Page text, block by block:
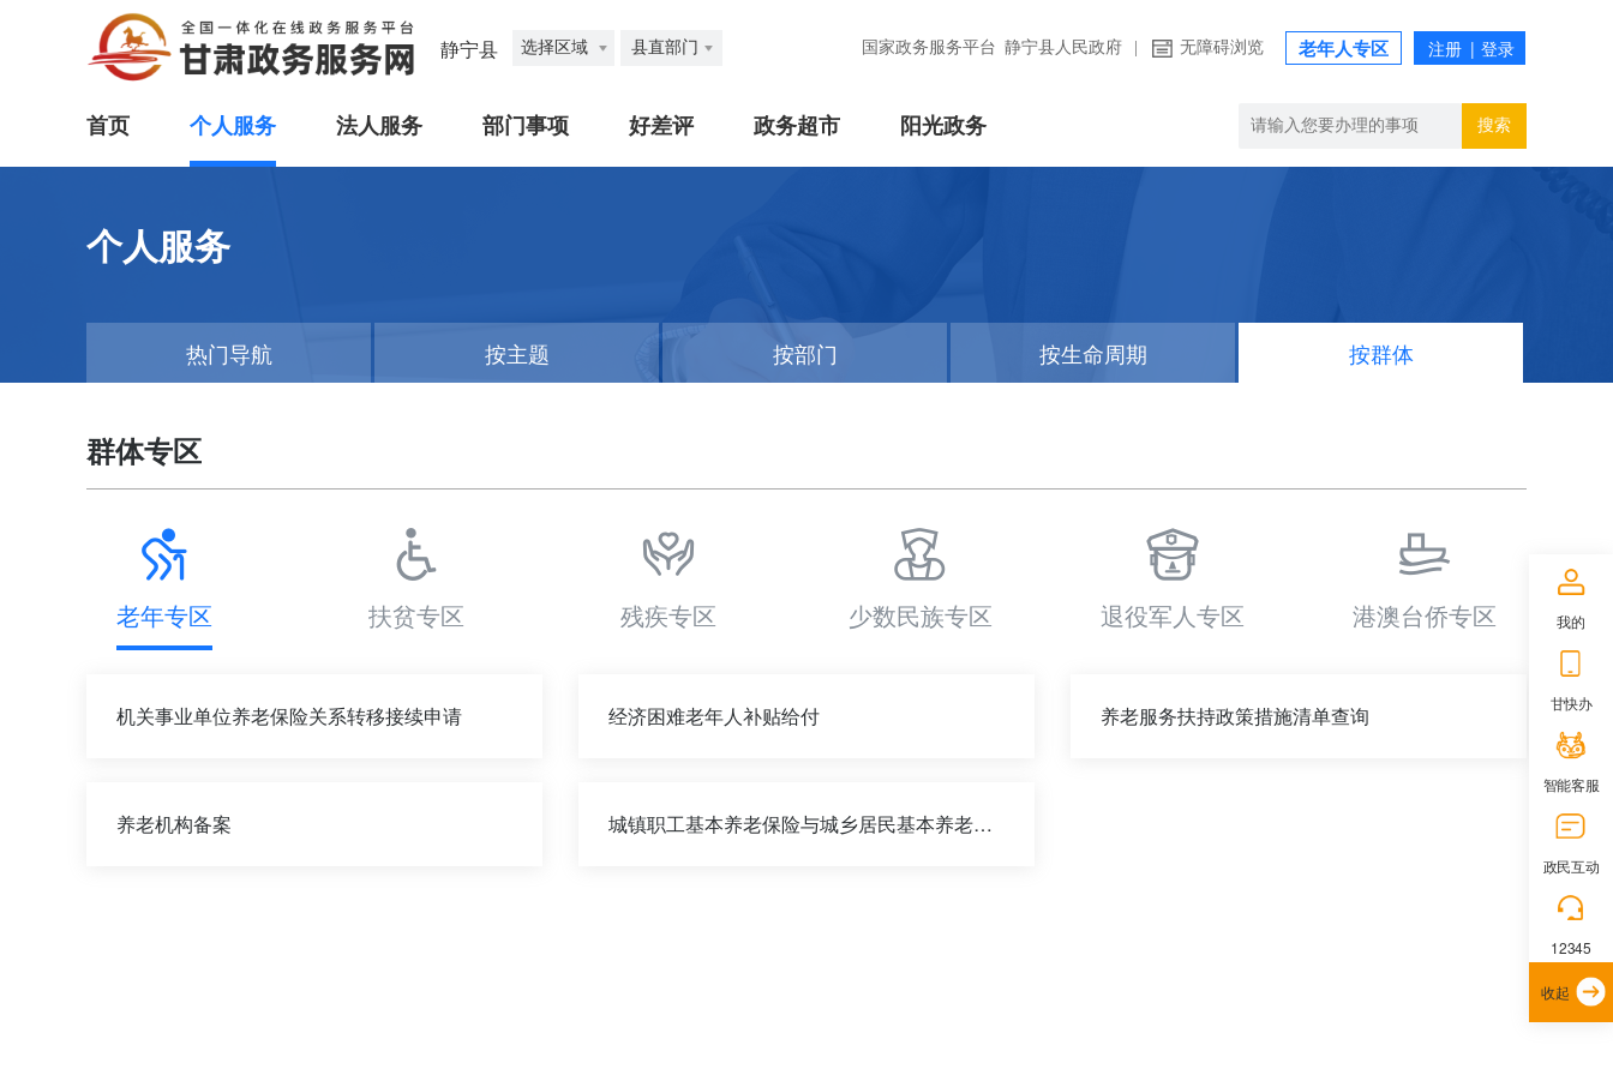
静宁县 选择区域 县直部门 国家政务服务平台 静宁县人民政府 无障碍浏览 老年人专区
首页 个人服务 法人服务 部门事项 好差评 政务超市 阳光政务 搜索
个人服务
热门导航 按主题 按部门 按生命周期 按群体
群体专区
老年专区 扶贫专区 残疾专区 少数民族专区 退役军人专区 港澳台侨专区
机关事业单位养老保险关系转移接续申请 经济困难老年人补贴给付 养老服务扶持政策措施清单查询
养老机构备案 城镇职工基本养老保险与城乡居民基本养老保险制度衔接申请
我的
甘快办
智能客服
政民互动
12345
收起